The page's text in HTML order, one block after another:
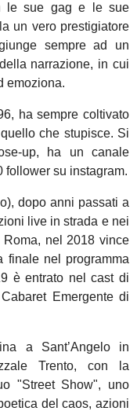
le sue gag e le sue
un vero prestigiatore
sempre ad un
narrazione, in cui
emoziona.
ha sempre coltivato
che stupisce. Si
up, ha un canale
follower su instagram.
dopo anni passati a
live in strada e nei
nel 2018 vince
finale nel programma
è entrato nel cast di
Emergente di
a Sant’Angelo in
Trento, con la
"Street Show", uno
del caos, azioni